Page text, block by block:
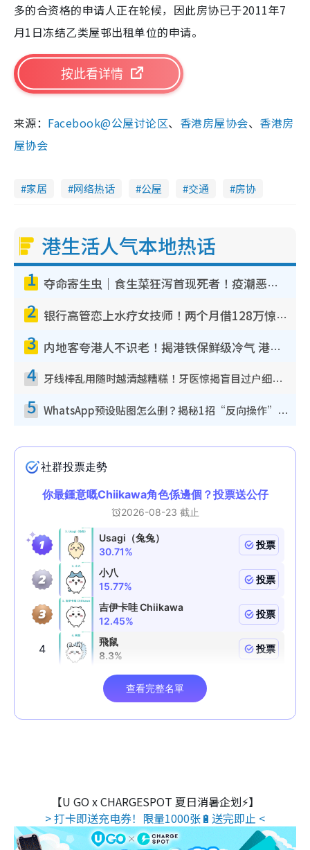
多的合资格的申请人正在轮候，因此房协已于2011年7
月1日冻结乙类屋邨出租单位的申请。
按此看详情
来源： Facebook@公屋讨论区、 香港房屋协会、 香港房
屋协会
家居 网络热话 公屋 交通 房协
港生活人气本地热话
1 夺命寄生虫｜食生菜狂泻首现死者！疫潮恶化录1.8万宗病例 揭洗菜3大谬误
2 银行高管恋上水疗女技师！两个月借128万惊觉“沉船”沉落火海 揭背后疑似邪教操控卖淫
3 内地客夸港人不识老！揭港铁保鲜级冷气 港人求放过：别投诉
4 牙线棒乱用随时越清越糟糕！牙医惊揭盲目过户细菌恐致蛀牙：这种才是日常真保养
5 WhatsApp预设贴图怎么删？揭秘1招“反向操作”还原简洁界面 附3步实测教程
【U GO x CHARGESPOT 夏日消暑企划⚡】
> 打卡即送充电券！限量1000张🔋送完即止 <